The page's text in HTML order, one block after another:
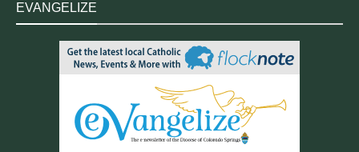
EVANGELIZE